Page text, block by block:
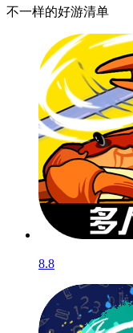
不一样的好游清单
8.8